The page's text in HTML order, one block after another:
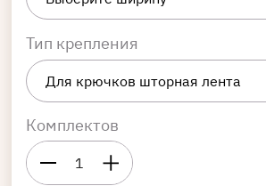
Тип крепления
Комплектов
1